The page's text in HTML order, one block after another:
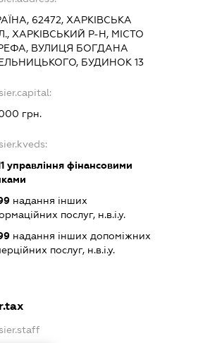
62472, ХАРКІВСЬКА
ХАРКІВСЬКИЙ Р-Н, МІСТО
ВУЛИЦЯ БОГДАНА
БУДИНОК 13
грн.
управління фінансовими
надання інших
послуг, н.в.і.у.
надання інших допоміжних
послуг, н.в.і.у.